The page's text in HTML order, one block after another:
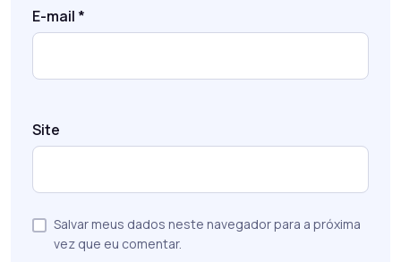
E-mail *
Site
Salvar meus dados neste navegador para a próxima
vez que eu comentar.